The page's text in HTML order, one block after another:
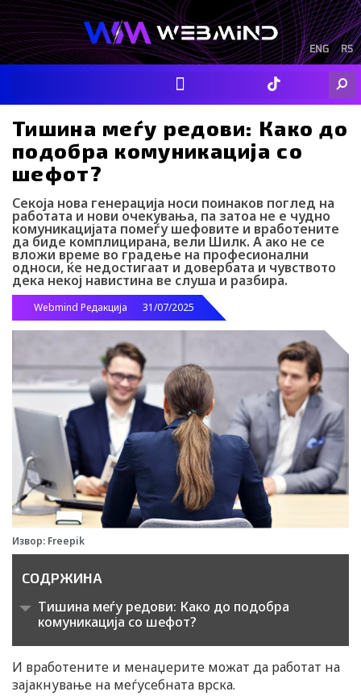
Skip
to
content
RS
ENG
F
a
c
b
o
o
s
a
g
r
u
u
b
e
I
c
o
t
k
i
k
t
o
k
-
n
e
Тишина меѓу редови: Како до
подобра комуникација со
шефот?
Секоја нова генерација носи поинаков поглед на
работата и нови очекувања, па затоа не е чудно
комуникацијата помеѓу шефовите и вработените
да биде комплицирана, вели Шилк. А ако не се
вложи време во градење на професионални
односи, ќе недостигаат и довербата и чувството
дека некој навистина ве слуша и разбира.
Webmind Редакција 31/07/2025
Извор: Freepik
СОДРЖИНА
Тишина меѓу редови: Како до подобра
комуникација со шефот?
И вработените и менаџерите можат да работат на
зајакнување на меѓусебната врска.